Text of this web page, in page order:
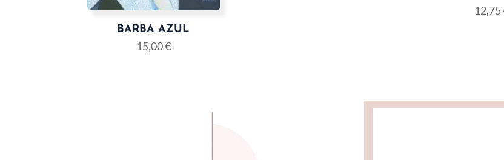
BARBA AZUL
15,00€
12,75